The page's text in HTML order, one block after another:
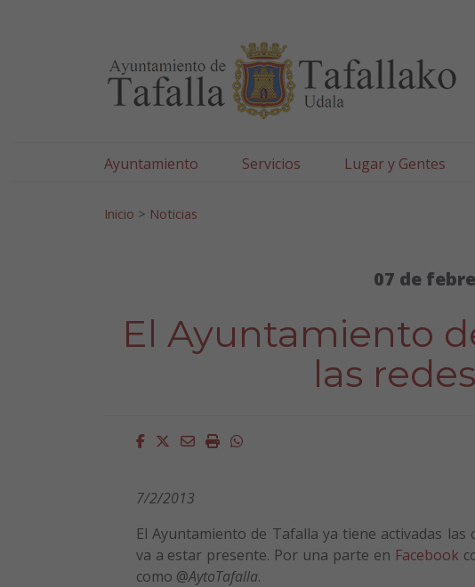
Ayuntamiento Servicios Lugar y Gentes
Inicio > Noticias
07 de
El Ayuntamiento
las
Facebook
Twitter
EmailImprimirWhatsapp
7/2/2013
El Ayuntamiento de Tafalla ya tiene activadas las
va a estar presente. Por una parte en Facebook
como @AytoTafalla.